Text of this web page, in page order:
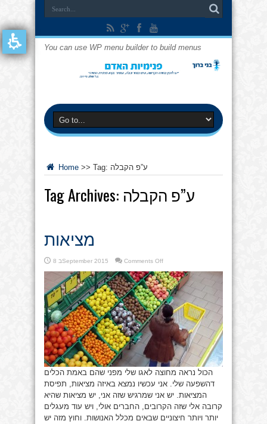
You can use WP menu builder to build menus
Home >> Tag: ע”פ הקבלה
Tag Archives: ע”פ הקבלה
מציאות
8 בSeptember 2015 Comments Offon
הכול נראה מחוצה לאגו שלי מפני שהם באמת הכלים
דהשפעה שלי. אני עכשיו נמצא באיזה מציאות, תפיסת
המציאות. יש אני שמרגיש שזה אני, יש מציאות שהיא
קרובה אלי שזה הקרובים, החברים אולי, ויש עוד מעגלים
יותר ויותר חיצוניים שבאים מכלל האנושות. וחוץ מזה יש